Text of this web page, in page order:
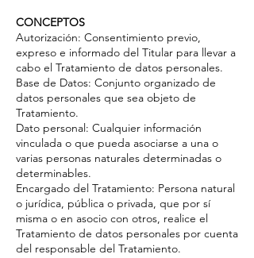
CONCEPTOS
Autorización: Consentimiento previo,
expreso e informado del Titular para llevar a
cabo el Tratamiento de datos personales.
Base de Datos: Conjunto organizado de
datos personales que sea objeto de
Tratamiento.
Dato personal: Cualquier información
vinculada o que pueda asociarse a una o
varias personas naturales determinadas o
determinables.
Encargado del Tratamiento: Persona natural
o jurídica, pública o privada, que por sí
misma o en asocio con otros, realice el
Tratamiento de datos personales por cuenta
del responsable del Tratamiento.